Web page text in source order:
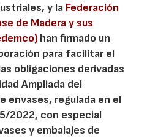
y la Federación
de Madera y sus
han firmado un
para facilitar el
obligaciones derivadas
Ampliada del
envases, regulada en el
2022, con especial
y embalajes de